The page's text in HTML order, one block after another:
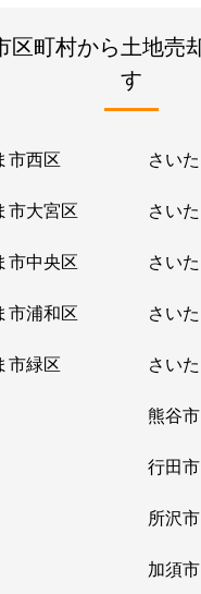
区町村から土地売
す
市西区 さい
市大宮区 さい
市中央区 さい
市浦和区 さい
市緑区 さい
熊谷市
行田市
所沢市
加須市